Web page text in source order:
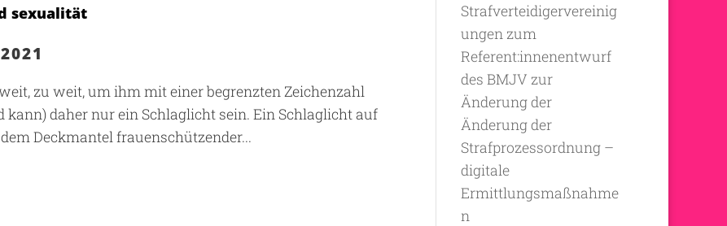
sexualität
zu weit, um ihm mit einer begrenzten Zeichenzahl
kann) daher nur ein Schlaglicht sein. Ein Schlaglicht auf
Deckmantel frauenschützender...
Strafverteidigervereinig
ungen zum
Referent:innenentwurf
des BMJV zur
Änderung der
Änderung der
Strafprozessordnung –
digitale
Ermittlungsmaßnahme
n